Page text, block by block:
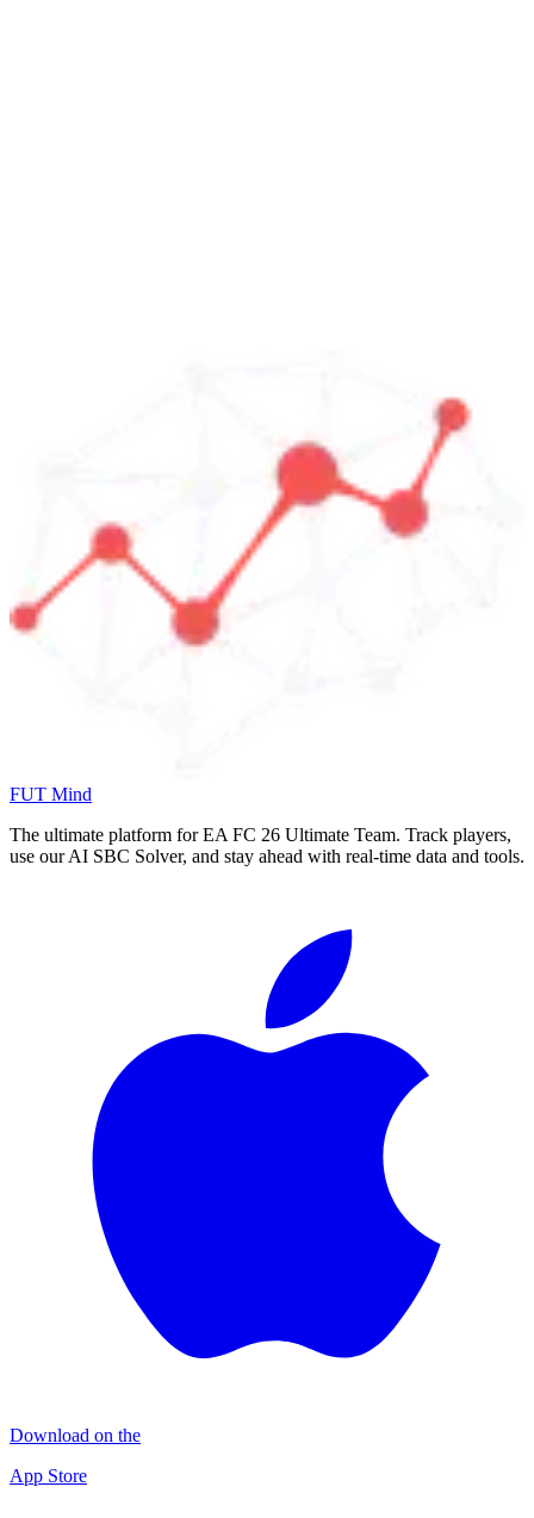
FUT Mind
The ultimate platform for EA FC 26 Ultimate Team. Track players,
use our AI SBC Solver, and stay ahead with real-time data and tools.
Download on the
App Store